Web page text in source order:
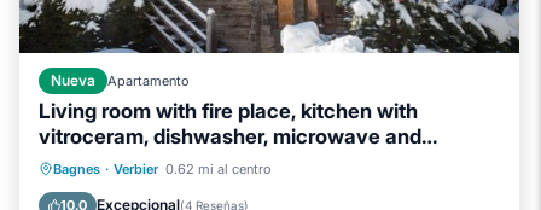
Nueva Apartamento
Living room with fire place, kitchen with
vitroceram, dishwasher, microwave and
washingmachine, eati
Bagnes · Verbier 0.62 mi al centro
10.0 Excepcional(4 Reseñas)
Esquí
Chimenea/Calefacción
Balcón/Terraza